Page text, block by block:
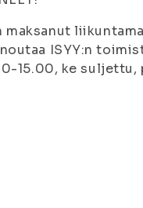
ISYY:n
15.00, ke suljettu,